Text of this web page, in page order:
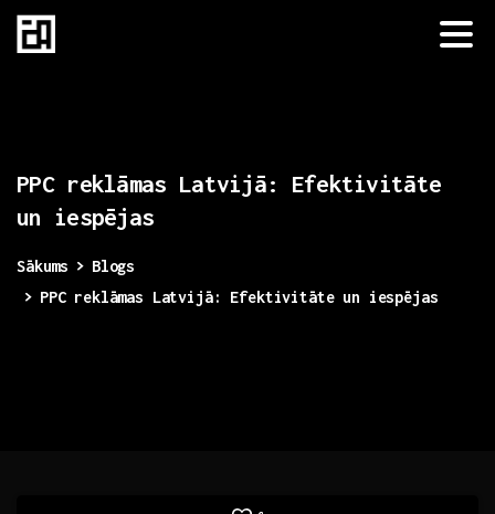
PPC reklāmas Latvijā:
Efektivitāte
un
iespējas
Sākums
Blogs
PPC reklāmas Latvijā: Efektivitāte un iespējas